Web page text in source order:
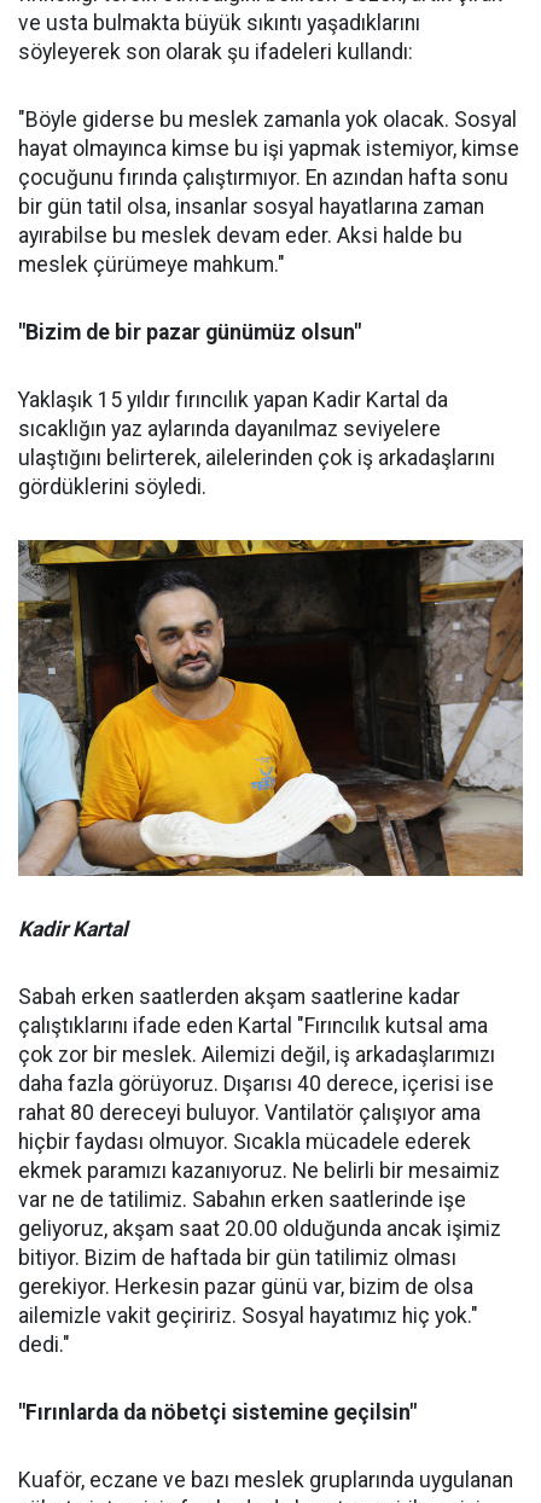
ve usta bulmakta büyük sıkıntı yaşadıklarını
söyleyerek son olarak şu ifadeleri kullandı:
"Böyle giderse bu meslek zamanla yok olacak. Sosyal
hayat olmayınca kimse bu işi yapmak istemiyor, kimse
çocuğunu fırında çalıştırmıyor. En azından hafta sonu
bir gün tatil olsa, insanlar sosyal hayatlarına zaman
ayırabilse bu meslek devam eder. Aksi halde bu
meslek çürümeye mahkum."
"Bizim de bir pazar günümüz olsun"
Yaklaşık 15 yıldır fırıncılık yapan Kadir Kartal da
sıcaklığın yaz aylarında dayanılmaz seviyelere
ulaştığını belirterek, ailelerinden çok iş arkadaşlarını
gördüklerini söyledi.
Kadir Kartal
Sabah erken saatlerden akşam saatlerine kadar
çalıştıklarını ifade eden Kartal "Fırıncılık kutsal ama
çok zor bir meslek. Ailemizi değil, iş arkadaşlarımızı
daha fazla görüyoruz. Dışarısı 40 derece, içerisi ise
rahat 80 dereceyi buluyor. Vantilatör çalışıyor ama
hiçbir faydası olmuyor. Sıcakla mücadele ederek
ekmek paramızı kazanıyoruz. Ne belirli bir mesaimiz
var ne de tatilimiz. Sabahın erken saatlerinde işe
geliyoruz, akşam saat 20.00 olduğunda ancak işimiz
bitiyor. Bizim de haftada bir gün tatilimiz olması
gerekiyor. Herkesin pazar günü var, bizim de olsa
ailemizle vakit geçiririz. Sosyal hayatımız hiç yok."
dedi."
"Fırınlarda da nöbetçi sistemine geçilsin"
Kuaför, eczane ve bazı meslek gruplarında uygulanan